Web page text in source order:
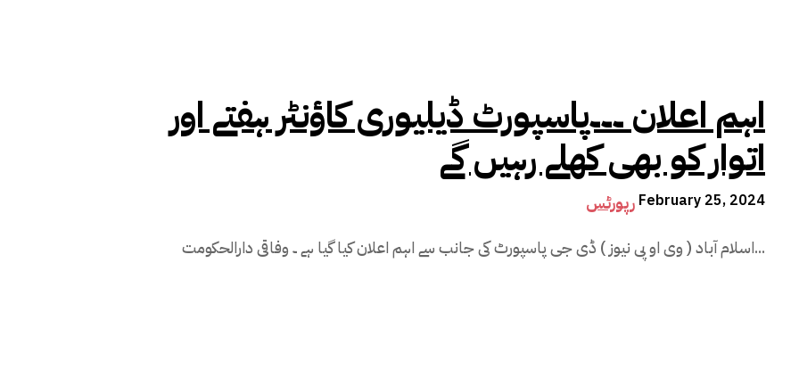
اہم اعلان ۔۔۔پاسپورٹ ڈیلیوری کاؤنٹر ہفتے اور
اتوار کو بھی کھلے رہیں گے
رپورٹس February 25, 2024
اسلام آباد ( وی او پی نیوز ) ڈی جی پاسپورٹ کی جانب سے اہم اعلان کیا گیا ہے ۔ وفاقی دارالحکومت...